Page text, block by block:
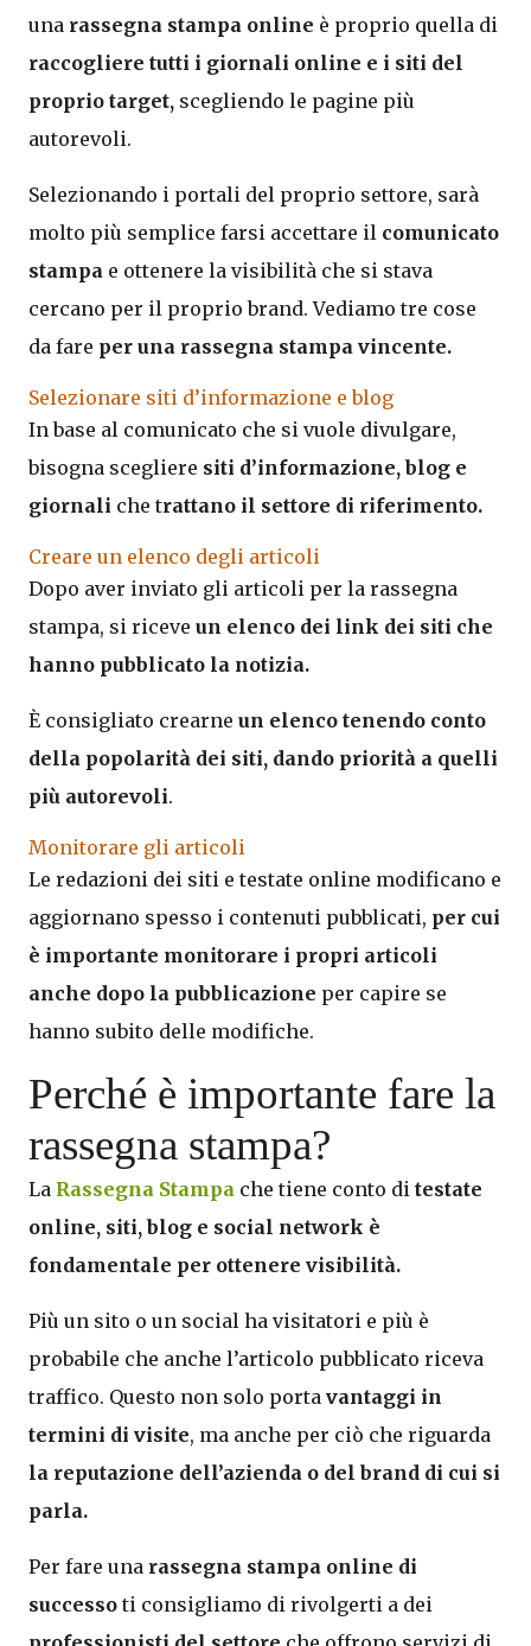
una rassegna stampa online è proprio quella di
raccogliere tutti i giornali online e i siti del
proprio target, scegliendo le pagine più
autorevoli.
Selezionando i portali del proprio settore, sarà
molto più semplice farsi accettare il comunicato
stampa e ottenere la visibilità che si stava
cercano per il proprio brand. Vediamo tre cose
da fare per una rassegna stampa vincente.
Selezionare siti d’informazione e blog
In base al comunicato che si vuole divulgare,
bisogna scegliere siti d’informazione, blog e
giornali che trattano il settore di riferimento.
Creare un elenco degli articoli
Dopo aver inviato gli articoli per la rassegna
stampa, si riceve un elenco dei link dei siti che
hanno pubblicato la notizia.
È consigliato crearne un elenco tenendo conto
della popolarità dei siti, dando priorità a quelli
più autorevoli.
Monitorare gli articoli
Le redazioni dei siti e testate online modificano e
aggiornano spesso i contenuti pubblicati, per cui
è importante monitorare i propri articoli
anche dopo la pubblicazione per capire se
hanno subito delle modifiche.
Perché è importante fare la
rassegna stampa?
La Rassegna Stampa che tiene conto di testate
online, siti, blog e social network è
fondamentale per ottenere visibilità.
Più un sito o un social ha visitatori e più è
probabile che anche l’articolo pubblicato riceva
traffico. Questo non solo porta vantaggi in
termini di visite, ma anche per ciò che riguarda
la reputazione dell’azienda o del brand di cui si
parla.
Per fare una rassegna stampa online di
successo ti consigliamo di rivolgerti a dei